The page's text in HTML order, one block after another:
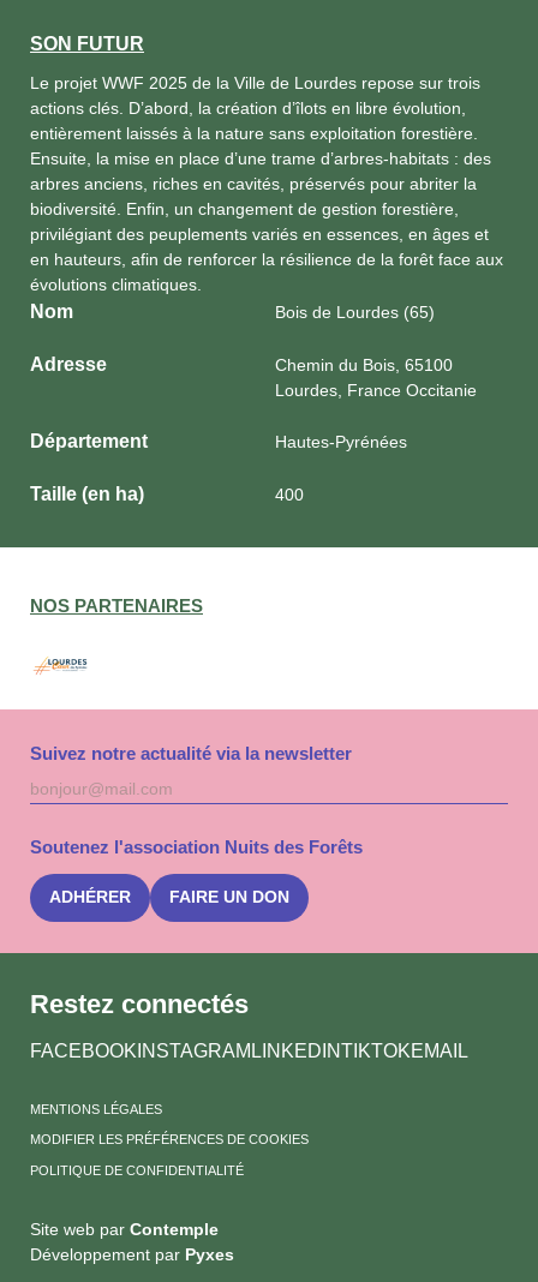
SON FUTUR
Le projet WWF 2025 de la Ville de Lourdes repose sur trois
actions clés. D’abord, la création d’îlots en libre évolution,
entièrement laissés à la nature sans exploitation forestière.
Ensuite, la mise en place d’une trame d’arbres-habitats : des
arbres anciens, riches en cavités, préservés pour abriter la
biodiversité. Enfin, un changement de gestion forestière,
privilégiant des peuplements variés en essences, en âges et
en hauteurs, afin de renforcer la résilience de la forêt face aux
évolutions climatiques.
Nom Bois de Lourdes (65)
Adresse
Chemin du Bois, 65100
Lourdes, France Occitanie
Département Hautes-Pyrénées
Taille (en ha) 400
NOS PARTENAIRES
Suivez notre actualité via la newsletter
Adresse
mail
à
Soutenez l'association Nuits des Forêts
ADHÉRER FAIRE UN DON
Restez connectés
FACEBOOK INSTAGRAM LINKEDINTIKTOKEMAIL
MENTIONS LÉGALES
MODIFIER LES PRÉFÉRENCES DE COOKIES
POLITIQUE DE CONFIDENTIALITÉ
Site web par Contemple
Développement par Pyxes